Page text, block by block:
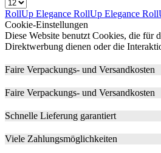
RollUp Elegance RollUp Elegance
Cookie-Einstellungen
Diese Website benutzt Cookies, die für
Direktwerbung dienen oder die
Faire Verpackungs- und Versandkosten
Faire Verpackungs- und Versandkosten
Schnelle Lieferung garantiert
Viele Zahlungsmöglichkeiten